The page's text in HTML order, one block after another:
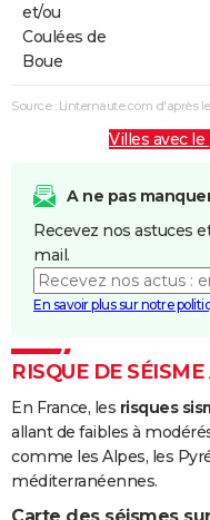
et/ou
Coulées de
Boue
Source : Linternaute.com d'après
Villes avec
A ne pas
Recevez nos astuces
mail.
En savoir plus sur notre
RISQUE DE
En France, les risques
allant de faibles à
comme les Alpes, les
méditerranéennes.
Carte des séismes